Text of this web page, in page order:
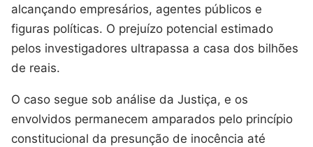
alcançando empresários, agentes públicos e
figuras políticas. O prejuízo potencial estimado
pelos investigadores ultrapassa a casa dos bilhões
de reais.
O caso segue sob análise da Justiça, e os
envolvidos permanecem amparados pelo princípio
constitucional da presunção de inocência até